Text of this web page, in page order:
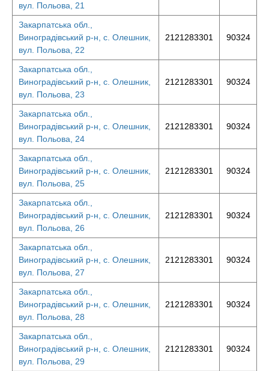
вул. Польова, 21
Закарпатська обл.,
Виноградівський р-н, с. Олешник,
вул. Польова, 22
2121283301 90324
Закарпатська обл.,
Виноградівський р-н, с. Олешник,
вул. Польова, 23
2121283301 90324
Закарпатська обл.,
Виноградівський р-н, с. Олешник,
вул. Польова, 24
2121283301 90324
Закарпатська обл.,
Виноградівський р-н, с. Олешник,
вул. Польова, 25
2121283301 90324
Закарпатська обл.,
Виноградівський р-н, с. Олешник,
вул. Польова, 26
2121283301 90324
Закарпатська обл.,
Виноградівський р-н, с. Олешник,
вул. Польова, 27
2121283301 90324
Закарпатська обл.,
Виноградівський р-н, с. Олешник,
вул. Польова, 28
2121283301 90324
Закарпатська обл.,
Виноградівський р-н, с. Олешник,
вул. Польова, 29
2121283301 90324